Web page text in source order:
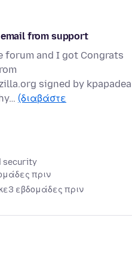
from support
forum and I got Congrats
signed by kpapadea
(διαβάστε
security
πριν
3 εβδομάδες πριν